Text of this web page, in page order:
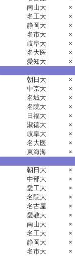
南山大 ×
名工大
×
静岡大
×
名市大
×
岐阜大 ×
名大医
×
愛知大
×
朝日大 ×
中京大
×
名城大
×
名院大 ×
日福大
×
淑徳大
×
岐阜大 ×
名大医
×
東海海
×
朝日大 ×
中部大
×
愛工大
×
名院大 ×
名古屋
×
愛教大
×
南山大 ×
名工大
×
静岡大
×
名市大
×